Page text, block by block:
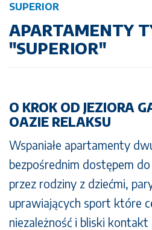
SUPERIOR
APARTAMENTY
"SUPERIOR"
O KROK OD JEZIORA
OAZIE RELAKSU
Wspaniałe apartamenty
bezpośrednim dostępem
przez rodziny z dziećmi,
uprawiających sport które
niezależność i bliski kontakt